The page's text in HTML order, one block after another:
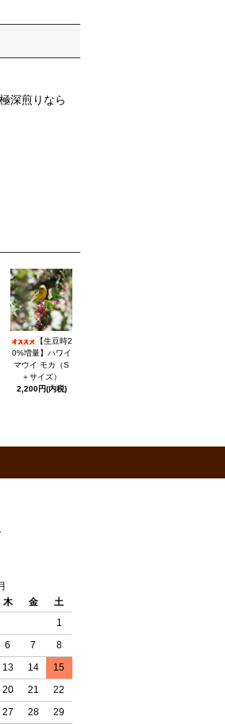
深煎りなら
【生豆時2
0%増量】ハワイ
マウイ モカ（S
＋サイズ）
2,200円(内税)
木 金
土
1
6 7
8
13 14
15
20 21
22
27 28
29